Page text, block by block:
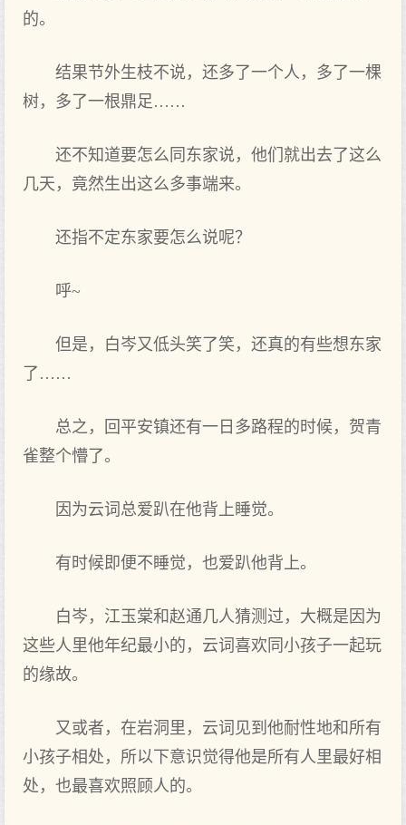
的。
结果节外生枝不说，还多了一个人，多了一棵
树，多了一根鼎足……
还不知道要怎么同东家说，他们就出去了这么
几天，竟然生出这么多事端来。
还指不定东家要怎么说呢？
呼~
但是，白岑又低头笑了笑，还真的有些想东家
了……
总之，回平安镇还有一日多路程的时候，贺青
雀整个懵了。
因为云词总爱趴在他背上睡觉。
有时候即便不睡觉，也爱趴他背上。
白岑，江玉棠和赵通几人猜测过，大概是因为
这些人里他年纪最小的，云词喜欢同小孩子一起玩
的缘故。
又或者，在岩洞里，云词见到他耐性地和所有
小孩子相处，所以下意识觉得他是所有人里最好相
处，也最喜欢照顾人的。